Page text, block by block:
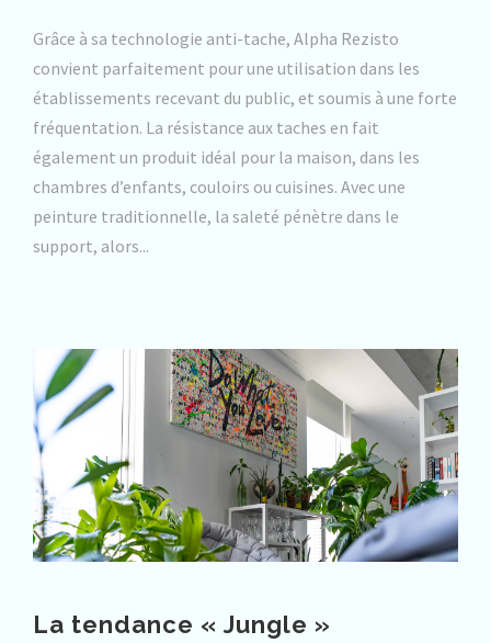
Grâce à sa technologie anti-tache, Alpha Rezisto
convient parfaitement pour une utilisation dans les
établissements recevant du public, et soumis à une forte
fréquentation. La résistance aux taches en fait
également un produit idéal pour la maison, dans les
chambres d’enfants, couloirs ou cuisines. Avec une
peinture traditionnelle, la saleté pénètre dans le
support, alors...
La tendance « Jungle »